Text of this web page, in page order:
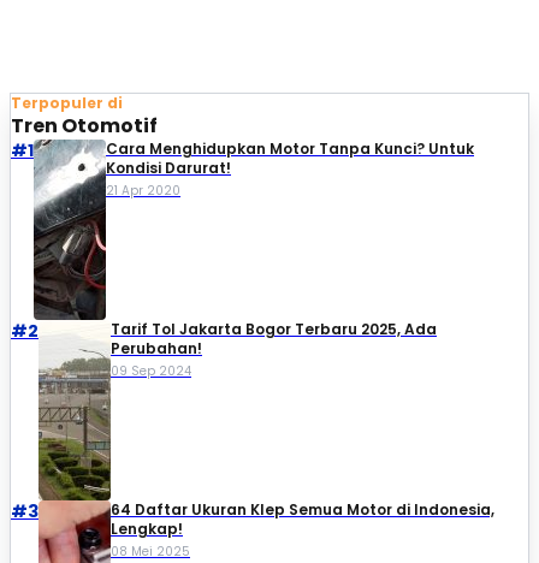
Terpopuler di
Tren Otomotif
#1
Cara Menghidupkan Motor Tanpa Kunci? Untuk
Kondisi Darurat!
21 Apr 2020
#2
Tarif Tol Jakarta Bogor Terbaru 2025, Ada
Perubahan!
09 Sep 2024
#3
64 Daftar Ukuran Klep Semua Motor di Indonesia,
Lengkap!
08 Mei 2025